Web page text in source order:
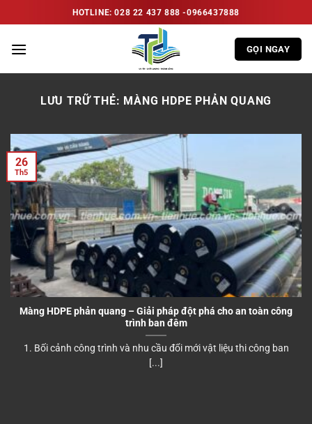
qua
nội
HOTLINE: 028 22 437 888 -0966437888
GỌI NGAY
LƯU TRỮ THẺ: MÀNG HDPE PHẢN QUANG
Màng HDPE phản quang – Giải pháp đột phá cho an toàn công
trình ban đêm
1. Bối cảnh công trình và nhu cầu đổi mới vật liệu thi công ban
[...]
26
Th5